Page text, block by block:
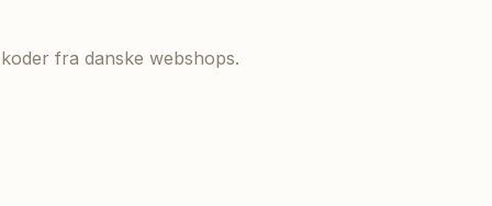
fra danske webshops.